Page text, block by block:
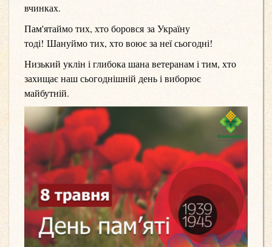
вчинках.
Пам'ятаймо тих, хто боровся за Україну
тоді! Шануймо тих, хто воює за неї сьогодні!
Низький уклін і глибока шана ветеранам і тим, хто
захищає наш сьогоднішній день і виборює
майбутній.